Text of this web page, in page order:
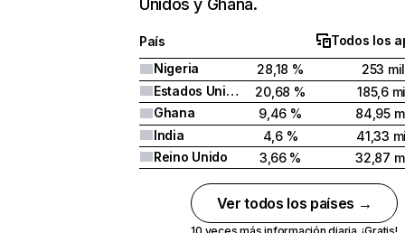
Unidos y Ghana.
País
Todos los
Nigeria
28,18 %
253 mil
Estados Unidos
20,68 %
185,6
Ghana
9,46 %
84,95
India
4,6 %
41,33
Reino Unido
3,66 % 32,87
Ver todos los países →